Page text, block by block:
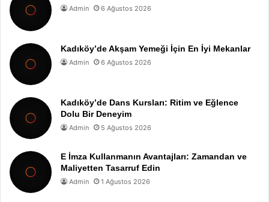
Admin 6 Ağustos 2026
Kadıköy’de Akşam Yemeği İçin En İyi Mekanlar
Admin 6 Ağustos 2026
Kadıköy’de Dans Kursları: Ritim ve Eğlence
Dolu Bir Deneyim
Admin 5 Ağustos 2026
E İmza Kullanmanın Avantajları: Zamandan ve
Maliyetten Tasarruf Edin
Admin 1 Ağustos 2026